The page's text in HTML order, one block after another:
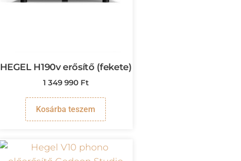
HEGEL H190v erősítő (fekete)
1 349 990 Ft
Kosárba teszem